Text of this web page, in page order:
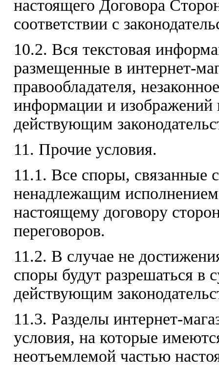
настоящего Договора
соответствии с
10.2. Вся текстовая
размещенные в интернет-
правообладателя,
информации и изображений
действующим
11. Прочие условия.
11.1. Все споры, связанные
ненадлежащим исполнением
настоящему договору
переговоров.
11.2. В случае не
споры будут разрешаться в
действующим
11.3. Разделы интернет-
условия, на которые
неотъемлемой частью